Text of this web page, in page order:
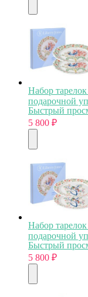
Набор
подарочной
Быстрый
5 800 ₽
Набор
подарочной
Быстрый
5 800 ₽